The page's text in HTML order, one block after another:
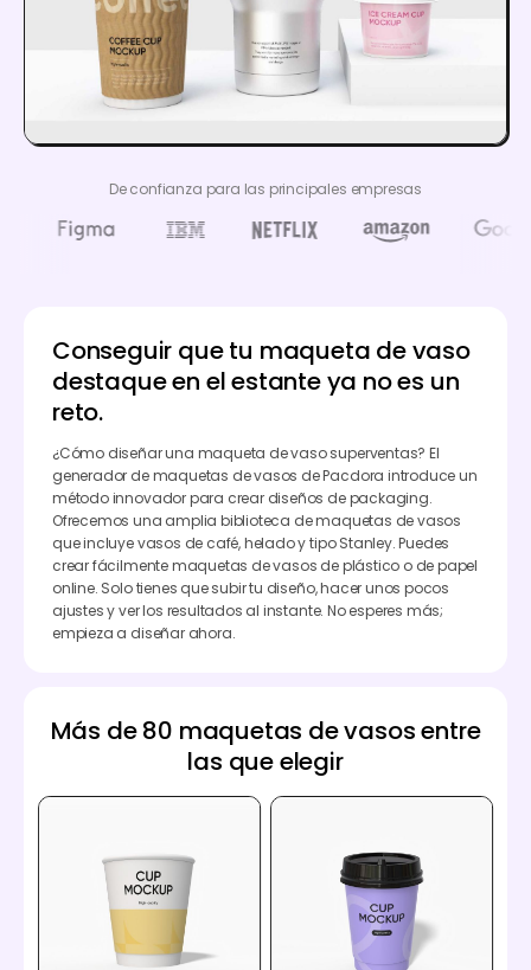
De confianza para las principales empresas
Conseguir que tu maqueta de vaso
destaque en el estante ya no es un
reto.
¿Cómo diseñar una maqueta de vaso superventas? El
generador de maquetas de vasos de Pacdora introduce un
método innovador para crear diseños de packaging.
Ofrecemos una amplia biblioteca de maquetas de vasos
que incluye vasos de café, helado y tipo Stanley. Puedes
crear fácilmente maquetas de vasos de plástico o de papel
online. Solo tienes que subir tu diseño, hacer unos pocos
ajustes y ver los resultados al instante. No esperes más;
empieza a diseñar ahora.
Más de 80 maquetas de vasos entre
las que elegir